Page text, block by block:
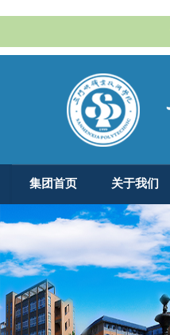
集团首页 关于我们